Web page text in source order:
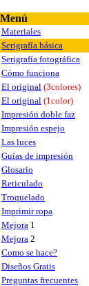
Menú
Materiales
Serigrafía básica
Serigrafía fotográfica
Cómo funciona
El original (3colores)
El original (1color)
Impresión doble faz
Impresión espejo
Las luces
Guías de impresión
Glosario
Reticulado
Troquelado
Imprimir ropa
Mejora 1
Mejora 2
Como se hace?
Diseños Gratis
Preguntas frecuentes